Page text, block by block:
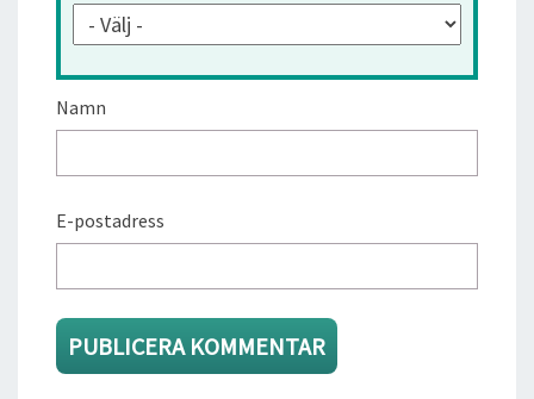
Namn
E-postadress